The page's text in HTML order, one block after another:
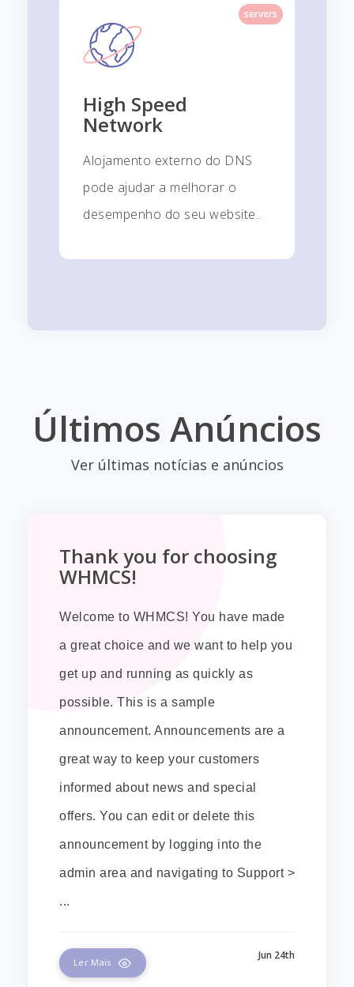
servers
High Speed
Network
Alojamento externo do DNS
pode ajudar a melhorar o
desempenho do seu website..
Últimos Anúncios
Ver últimas notícias e anúncios
Thank you for choosing
WHMCS!
Welcome to WHMCS! You have made
a great choice and we want to help you
get up and running as quickly as
possible. This is a sample
announcement. Announcements are a
great way to keep your customers
informed about news and special
offers. You can edit or delete this
announcement by logging into the
admin area and navigating to Support >
...
Jun 24th
Ler Mais